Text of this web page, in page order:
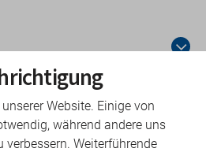
Website. Einige von
während andere uns
verbessern. Weiterführende